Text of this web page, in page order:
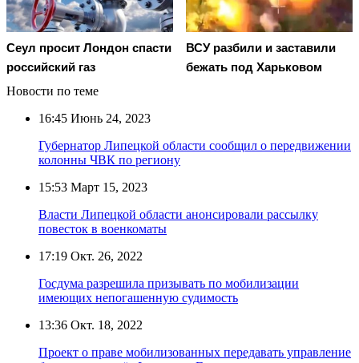
Сеул просит Лондон спасти
российский газ
ВСУ разбили и заставили
бежать под Харьковом
Новости по теме
16:45 Июнь 24, 2023
Губернатор Липецкой области сообщил о передвижении
колонны ЧВК по региону
15:53 Март 15, 2023
Власти Липецкой области анонсировали рассылку
повесток в военкоматы
17:19 Окт. 26, 2022
Госдума разрешила призывать по мобилизации
имеющих непогашенную судимость
13:36 Окт. 18, 2022
Проект о праве мобилизованных передавать управление